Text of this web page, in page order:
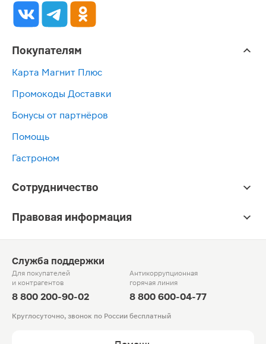
Покупателям
Карта Магнит Плюс
Промокоды Доставки
Бонусы от партнёров
Помощь
Гастроном
Сотрудничество
Правовая информация
Служба поддержки
Для покупателей
и контрагентов
8 800 200-90-02
Антикоррупционная
горячая линия
8 800 600-04-77
Круглосуточно, звонок по России бесплатный